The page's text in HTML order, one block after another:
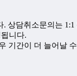
상담취소문의는
니다.
기간이 더 늘어날